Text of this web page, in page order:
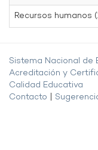
Recursos humanos
Sistema Nacional de
Acreditación y
Calidad Educativa
Contacto